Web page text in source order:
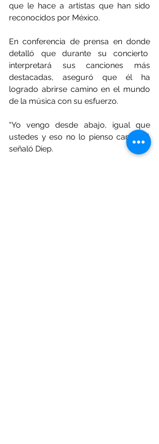
que le hace a artistas que han sido
reconocidos por México.
En conferencia de prensa en donde
detalló que durante su concierto
interpretará sus canciones más
destacadas, aseguró que él ha
logrado abrirse camino en el mundo
de la música con su esfuerzo.
“Yo vengo desde abajo, igual que
ustedes y eso no lo pienso cambiar”,
señaló Diep.